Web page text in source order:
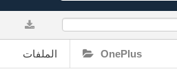
الملفات OnePlus